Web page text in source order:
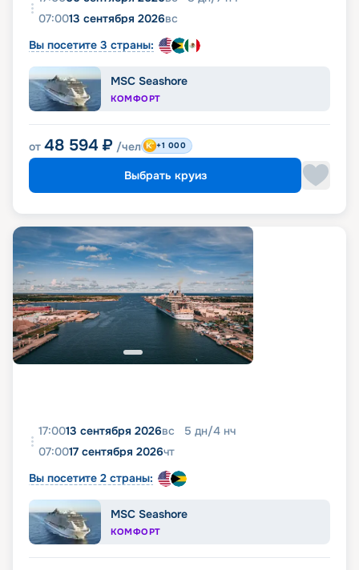
07:0013 сентября 2026вс
Вы посетите 3 страны:
MSC Seashore
КОМФОРТ
от 48 594 ₽ /чел +1 000
Выбрать круиз
17:0013 сентября 2026вс 5 дн/4 нч
07:0017 сентября 2026чт
Вы посетите 2 страны:
MSC Seashore
КОМФОРТ